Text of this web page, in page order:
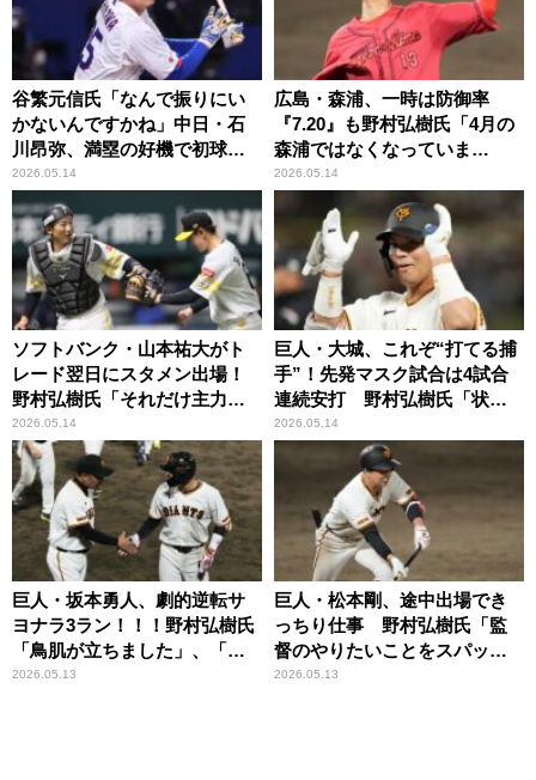
谷繁元信氏「なんで振りにい
かないんですかね」中日・石
川昂弥、満塁の好機で初球見
逃し
2026.05.14
広島・森浦、一時は防御率
『7.20』も野村弘樹氏「4月の
森浦ではなくなっていま
す」、「兆しは間違いなく出
ていますね」
2026.05.14
ソフトバンク・山本祐大がト
レード翌日にスタメン出場！
野村弘樹氏「それだけ主力の
キャッチャーが欲しかったと
ころ」
2026.05.14
巨人・大城、これぞ“打てる捕
手”！先発マスク試合は4試合
連続安打 野村弘樹氏「状態
は良さそう」
2026.05.14
巨人・坂本勇人、劇的逆転サ
ヨナラ3ラン！！！野村弘樹氏
「鳥肌が立ちました」、「良
いホームランを見せてもらい
2026.05.13
巨人・松本剛、途中出場でき
っちり仕事 野村弘樹氏「監
督のやりたいことをスパッと
決めてくれる」
2026.05.13